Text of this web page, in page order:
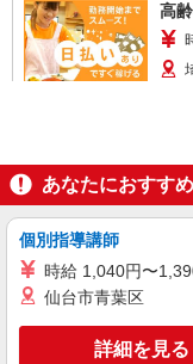
高
派遣社員
（株）ウィルオブ・ワ
キープ
あなたにおすす
個別指導講師
時給 1,040円〜
仙台市青葉区
詳細を見る